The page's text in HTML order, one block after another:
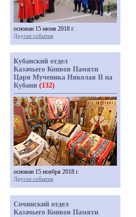
основан 15 июня 2018 г.
Другие события
Кубанский отдел
Казачьего Конвоя Памяти
Царя Мученика Николая II на
Кубани (132)
основан 15 ноября 2018 г.
Другие события
Сочинский отдел
Казачьего Конвоя Памяти